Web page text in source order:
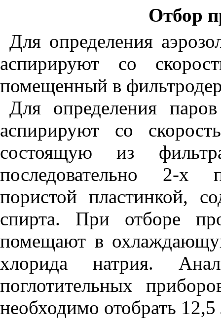
Отбор
Для определения
аспирируют со
помещенный в
Для определения
аспирируют со
состоящую из
последовательно 2-х
пористой пластинкой,
спирта. При отборе
помещают в
хлорида натрия.
поглотительных
необходимо отобрать 12,5